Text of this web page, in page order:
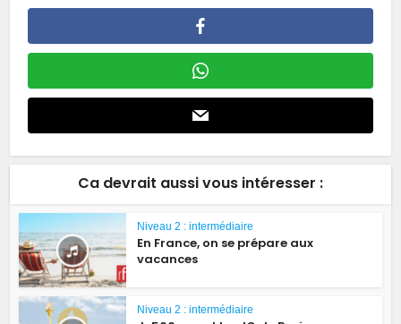
Ca devrait aussi vous intéresser :
Niveau 2 : intermédiaire
En France, on se prépare aux
vacances
Niveau 2 : intermédiaire